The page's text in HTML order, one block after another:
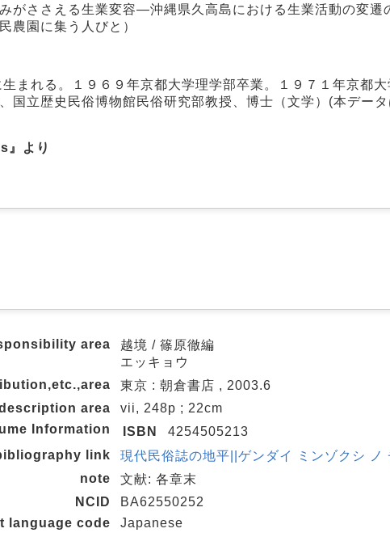
がささえる生業変容―沖縄県久高島における生業活動の変遷
農園に集う人びと）
まれる。１９６９年京都大学理学部卒業。１９７１年京都
国立歴史民俗博物館民俗研究部教授、博士（文学）(本デー
』より
area
越境 / 篠原徹編
エッキョウ
東京 : 朝倉書店 , 2003.6
area
vii, 248p ; 22cm
Information
ISBN
4254505213
link
現代民俗誌の地平||ゲンダイ ミンゾクシ
note
文献: 各章末
NCID
BA62550252
language code
Japanese